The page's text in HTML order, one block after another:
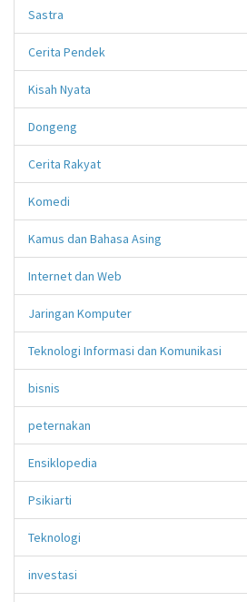
Sastra
Cerita Pendek
Kisah Nyata
Dongeng
Cerita Rakyat
Komedi
Kamus dan Bahasa Asing
Internet dan Web
Jaringan Komputer
Teknologi Informasi dan Komunikasi
bisnis
peternakan
Ensiklopedia
Psikiarti
Teknologi
investasi